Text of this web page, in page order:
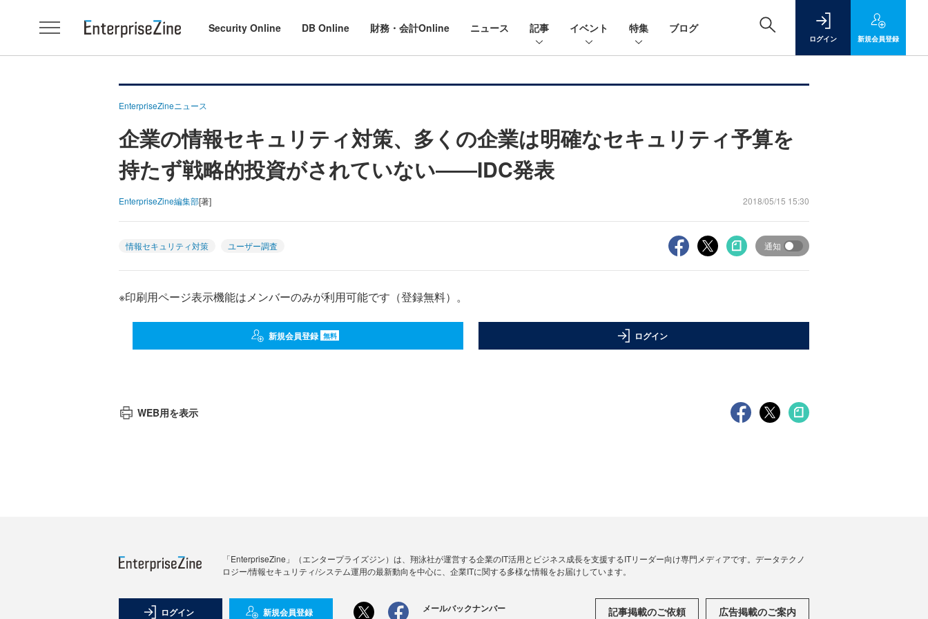
Security Online DB Online 財務・会計Online ニュース 記事 イベント 特集 ブログ
ログイン 新規会員登録
EnterpriseZineニュース
企業の情報セキュリティ対策、多くの企業は明確なセキュリティ予算を
持たず戦略的投資がされていない――IDC発表
EnterpriseZine編集部[著] 2018/05/15 15:30
情報セキュリティ対策 ユーザー調査 通知
※印刷用ページ表示機能はメンバーのみが利用可能です（登録無料）。
新規会員登録 無料 ログイン
WEB用を表示
「EnterpriseZine」（エンタープライズジン）は、翔泳社が運営する企業のIT活用とビジネス成長を支援するITリーダー向け専門メディアです。データテクノ
ロジー/情報セキュリティ/システム運用の最新動向を中心に、企業ITに関する多様な情報をお届けしています。
ログイン 新規会員登録 メールバックナンバー 記事掲載のご依頼 広告掲載のご案内